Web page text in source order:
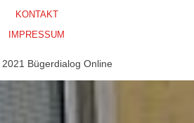
KONTAKT
IMPRESSUM
Bügerdialog Online